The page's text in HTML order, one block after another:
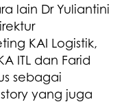
lain Dr Yuliantini
KAI Logistik,
ITL dan Farid
sebagai
yang juga